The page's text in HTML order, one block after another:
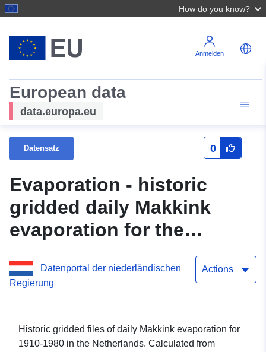
How do you know?
Anmelden
European data
data.europa.eu
Datensatz 0
Evaporation - historic
gridded daily Makkink
evaporation for the
Netherlands for 1910-1980
Datenportal der niederländischen
Regierung
Actions
Historic gridded files of daily Makkink evaporation for
1910-1980 in the Netherlands. Calculated from